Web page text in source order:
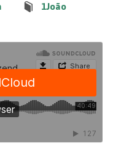
1João